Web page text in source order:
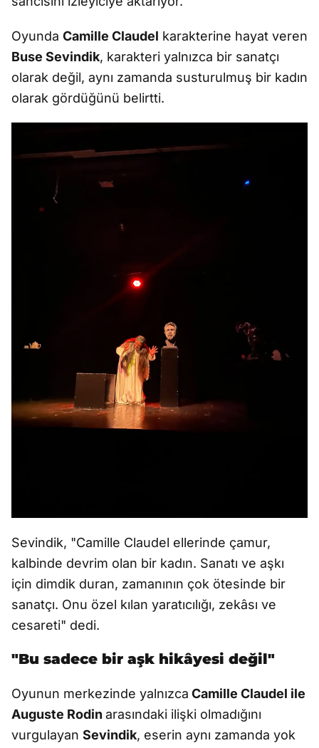
Oyunda Camille Claudel karakterine hayat veren
Buse Sevindik, karakteri yalnızca bir sanatçı
olarak değil, aynı zamanda susturulmuş bir kadın
olarak gördüğünü belirtti.
Sevindik, "Camille Claudel ellerinde çamur,
kalbinde devrim olan bir kadın. Sanatı ve aşkı
için dimdik duran, zamanının çok ötesinde bir
sanatçı. Onu özel kılan yaratıcılığı, zekâsı ve
cesareti" dedi.
"Bu sadece bir aşk hikâyesi değil"
Oyunun merkezinde yalnızca Camille Claudel ile
Auguste Rodin arasındaki ilişki olmadığını
vurgulayan Sevindik, eserin aynı zamanda yok